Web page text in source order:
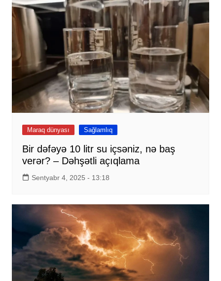
Maraq dünyası Sağlamlıq
Bir dəfəyə 10 litr su içsəniz, nə baş
verər? – Dəhşətli açıqlama
Sentyabr 4, 2025 - 13:18